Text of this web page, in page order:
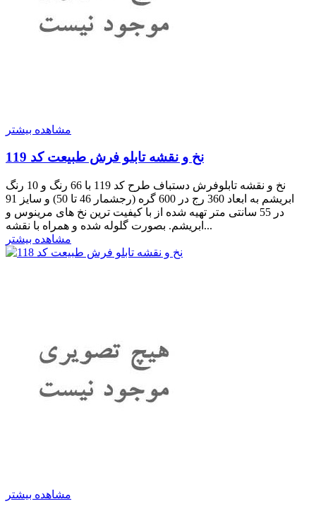
مشاهده بیشتر
نخ و نقشه تابلو فرش طبیعت کد 119
نخ و نقشه تابلوفرش دستباف طرح کد 119 با 66 رنگ و 10 رنگ
ابریشم به ابعاد 360 رج در 600 گره (رجشمار 46 تا 50) و سایز 91
در 55 سانتی متر تهیه شده از با کیفیت ترین نخ های مرینوس و
ابریشم. بصورت گلوله شده و همراه با نقشه...
مشاهده بیشتر
مشاهده بیشتر